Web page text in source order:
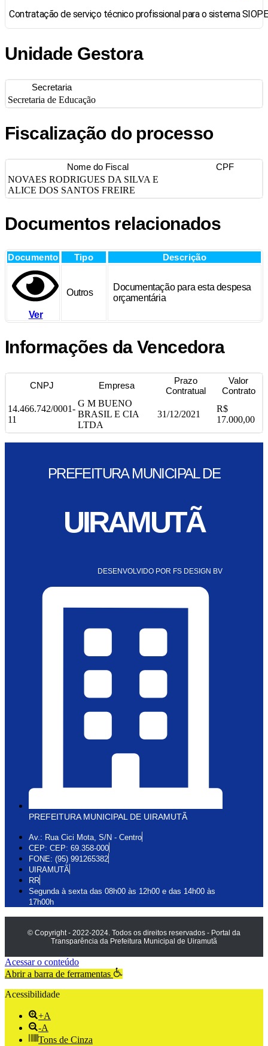
Contratação de serviço técnico profissional para o sistema SIOPE
Unidade Gestora
Secretaria
Secretaria de Educação
Fiscalização do processo
Nome do Fiscal
CPF
NOVAES RODRIGUES DA SILVA E
ALICE DOS SANTOS FREIRE
Documentos relacionados
Documento Tipo Descrição
Ver
Outros
Documentação para esta despesa
orçamentária
Informações da Vencedora
CNPJ Empresa
Prazo
Contratual
Valor
Contrato
14.466.742/0001-
11
G M BUENO
BRASIL E CIA
LTDA
31/12/2021
R$
17.000,00
PREFEITURA MUNICIPAL DE
UIRAMUTÃ
DESENVOLVIDO POR FS DESIGN BV
PREFEITURA MUNICIPAL DE UIRAMUTÃ
Av.: Rua Cici Mota, S/N - Centro
CEP: CEP: 69.358-000
FONE: (95) 991265382
UIRAMUTÃ
RR
Segunda à sexta das 08h00 às 12h00 e das 14h00 às
17h00h
© Copyright - 2022-2024. Todos os direitos reservados - Portal da
Transparência da Prefeitura Municipal de Uiramutã
Acessar o conteúdo
Abrir a barra de ferramentas
Acessibilidade
+A
-A
Tons de Cinza